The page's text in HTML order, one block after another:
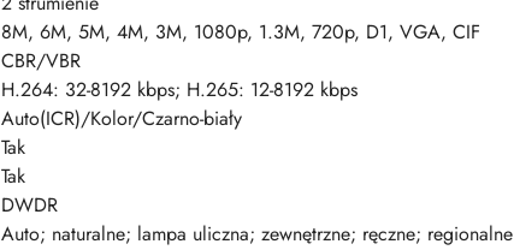
8M, 6M, 5M, 4M, 3M, 1080p, 1.3M, 720p, D1, VGA, CIF
CBR/VBR
H.264: 32-8192 kbps; H.265: 12-8192 kbps
Auto(ICR)/Kolor/Czarno-biały
Tak
Tak
DWDR
Auto; naturalne; lampa uliczna; zewnętrzne; ręczne; regionalne